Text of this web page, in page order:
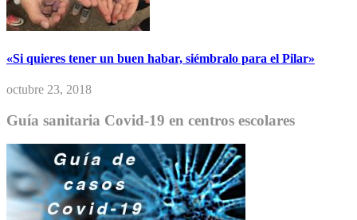
«Si quieres tener un buen habar, siémbralo para el Pilar»
octubre 23, 2018
Guía sanitaria Covid-19 en centros escolares